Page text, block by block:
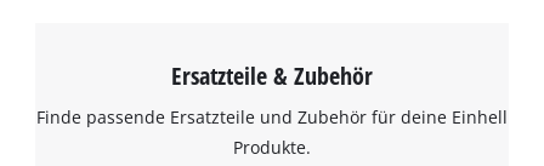
Ersatzteile & Zubehör
Finde passende Ersatzteile und Zubehör für deine Einhell
Produkte.